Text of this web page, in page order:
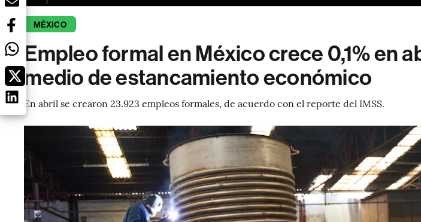
MÉXICO
Empleo formal en México crece 0,1% en
medio de estancamiento económico
En abril se crearon 23.923 empleos formales, de acuerdo con el reporte del IMSS.